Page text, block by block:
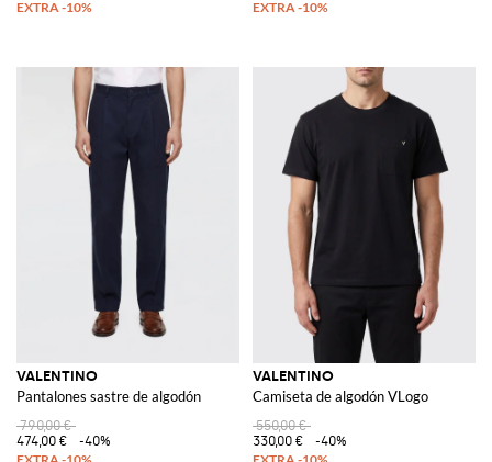
VALENTINO
Pantalones sastre de algodón
790,00 €
474,00 €
-40%
VALENTINO
Camiseta de algodón VLogo
550,00 €
330,00 €
-40%